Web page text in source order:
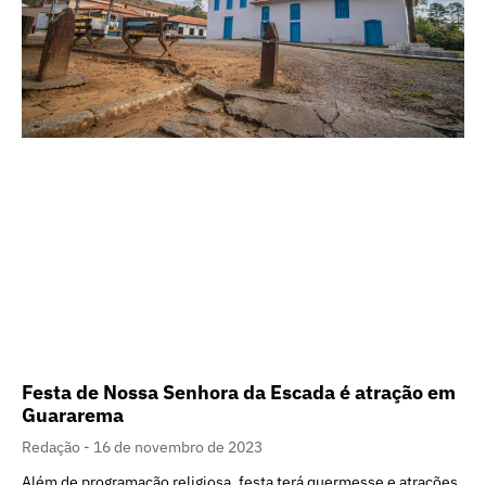
Festa de Nossa Senhora da Escada é atração em
Guararema
Redação
16 de novembro de 2023